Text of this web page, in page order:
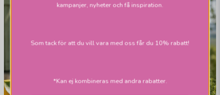
kampanjer, nyheter och få inspiration.
Som tack för att du vill vara med oss får du 10% rabatt!
*Kan ej kombineras med andra rabatter.